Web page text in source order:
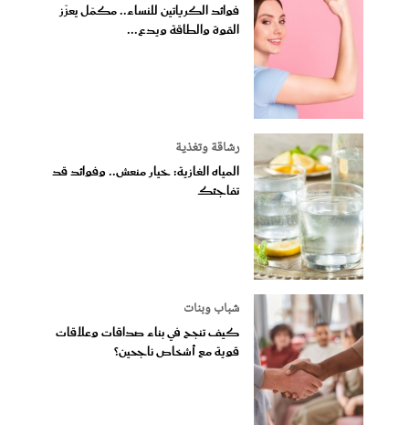
فوائد الكرياتين للنساء.. مكمّل يعزّز
القوة والطاقة ويدع...
رشاقة وتغذية
المياه الغازية: خيار منعش.. وفوائد قد
تفاجئك
شباب وبنات
كيف تنجح في بناء صداقات وعلاقات
قوية مع أشخاص ناجحين؟